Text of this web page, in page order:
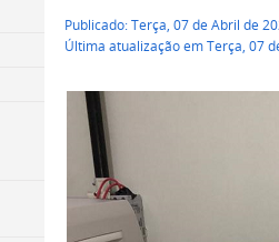
Publicado: Terça, 07 de Abril de
Última atualização em Terça, 07